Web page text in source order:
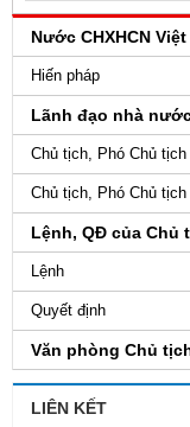
Nước CHXHCN Việt
Hiến pháp
Lãnh đạo nhà
Chủ tịch, Phó Chủ
Chủ tịch, Phó Chủ
Lệnh, QĐ của Chủ
Lệnh
Quyết định
Văn phòng Chủ
LIÊN KẾT